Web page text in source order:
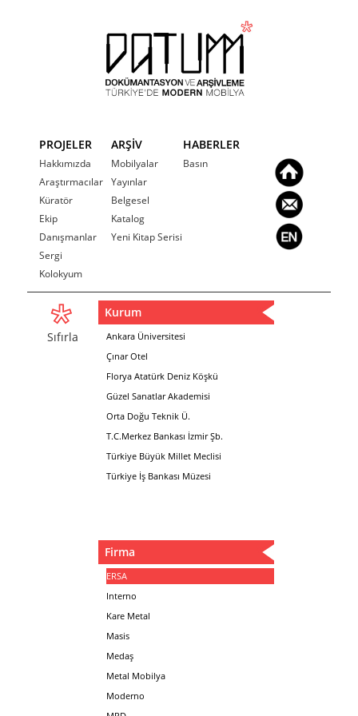
PROJELER
Hakkımızda
Araştırmacılar
Küratör
Ekip
Danışmanlar
Sergi
Kolokyum
ARŞİV
Mobilyalar
Yayınlar
Belgesel
Katalog
Yeni Kitap Serisi
HABERLER
Basın
Sıfırla
Kurum
Ankara Üniversitesi
Çınar Otel
Florya Atatürk Deniz Köşkü
Güzel Sanatlar Akademisi
Orta Doğu Teknik Ü.
T.C.Merkez Bankası İzmir Şb.
Türkiye Büyük Millet Meclisi
Türkiye İş Bankası Müzesi
Firma
ERSA
Interno
Kare Metal
Masis
Medaş
Metal Mobilya
Moderno